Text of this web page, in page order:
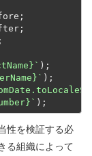
`
`
`
性を検証する必
る組織によって